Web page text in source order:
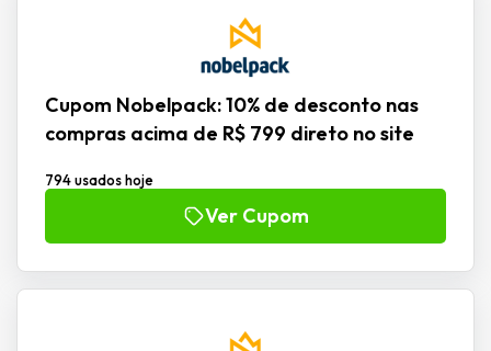
Cupom Nobelpack: 10% de desconto nas
compras acima de R$ 799 direto no site
794 usados hoje
Ver Cupom